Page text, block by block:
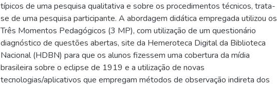
típicos de uma pesquisa qualitativa e sobre os procedimentos técnicos, trata-
se de uma pesquisa participante. A abordagem didática empregada utilizou os
Três Momentos Pedagógicos (3 MP), com utilização de um questionário
diagnóstico de questões abertas, site da Hemeroteca Digital da Biblioteca
Nacional (HDBN) para que os alunos fizessem uma cobertura da mídia
brasileira sobre o eclipse de 1919 e a utilização de novas
tecnologias/aplicativos que empregam métodos de observação indireta dos